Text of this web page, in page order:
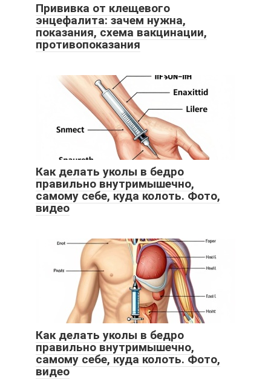
Прививка от клещевого
энцефалита: зачем нужна,
показания, схема вакцинации,
противопоказания
Как делать уколы в бедро
правильно внутримышечно,
самому себе, куда колоть. Фото,
видео
Как делать уколы в бедро
правильно внутримышечно,
самому себе, куда колоть. Фото,
видео